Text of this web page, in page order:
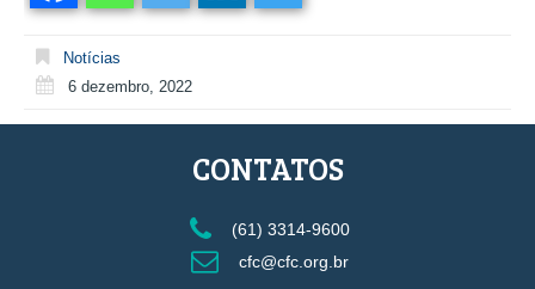
Notícias
6 dezembro, 2022
CONTATOS
(61) 3314-9600
cfc@cfc.org.br